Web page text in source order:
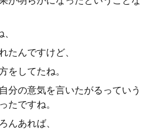
たんですけど、
をしてたね。
分の意気を言いたがるっていう
たですね。
んあれば、